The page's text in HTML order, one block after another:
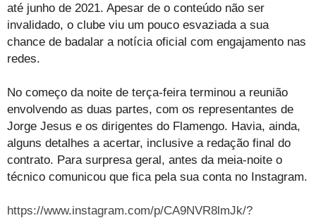
até junho de 2021. Apesar de o conteúdo não ser
invalidado, o clube viu um pouco esvaziada a sua
chance de badalar a notícia oficial com engajamento nas
redes.
No começo da noite de terça-feira terminou a reunião
envolvendo as duas partes, com os representantes de
Jorge Jesus e os dirigentes do Flamengo. Havia, ainda,
alguns detalhes a acertar, inclusive a redação final do
contrato. Para surpresa geral, antes da meia-noite o
técnico comunicou que fica pela sua conta no Instagram.
https://www.instagram.com/p/CA9NVR8lmJk/?